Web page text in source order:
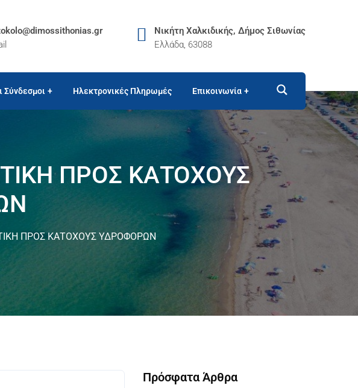
Νικήτη Χαλκιδικής, Δήμος Σιθωνίας
Ελλάδα, 63088
Σύνδεσμοι Ηλεκτρονικές Πληρωμές Επικοινωνία
ΠΡΟΣ ΚΑΤΟΧΟΥΣ
ΠΡΟΣ ΚΑΤΟΧΟΥΣ ΥΔΡΟΦΟΡΩΝ
Πρόσφατα Άρθρα